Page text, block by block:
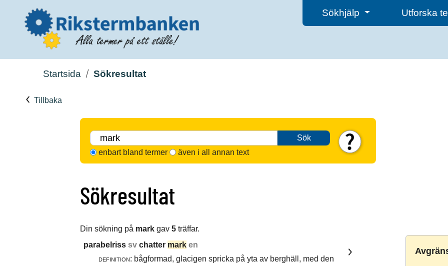
Sökhjälp Utforska
Startsida Sökresultat
Tillbaka
Sök
enbart bland termer
även i all annan text
Sökresultat
Din sökning på mark gav 5 träffar.
parabelriss sv chatter mark en
definition: bågformad, glacigen spricka på yta av berghäll, med den